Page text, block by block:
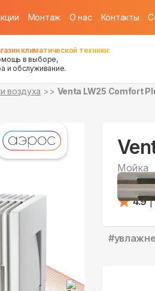
Монтаж О нас Контакты
климатической техники:
в выборе,
и обслуживание.
воздуха Venta LW25 Comfort
Мойка
воздуха
4.9 |
#